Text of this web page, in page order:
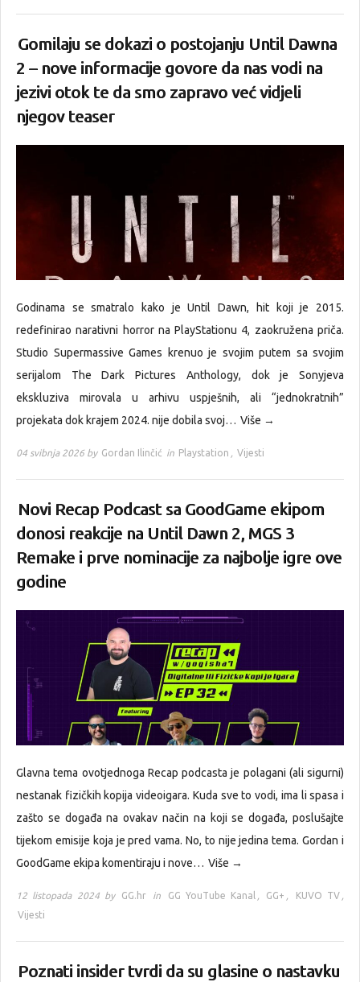
Gomilaju se dokazi o postojanju Until Dawna
2 – nove informacije govore da nas vodi na
jezivi otok te da smo zapravo već vidjeli
njegov teaser
Godinama se smatralo kako je Until Dawn, hit koji je 2015.
redefinirao narativni horror na PlayStationu 4, zaokružena priča.
Studio Supermassive Games krenuo je svojim putem sa svojim
serijalom The Dark Pictures Anthology, dok je Sonyjeva
ekskluziva mirovala u arhivu uspješnih, ali “jednokratnih”
projekata dok krajem 2024. nije dobila svoj… Više →
04 svibnja 2026 by Gordan Ilinčić in Playstation , Vijesti
Novi Recap Podcast sa GoodGame ekipom
donosi reakcije na Until Dawn 2, MGS 3
Remake i prve nominacije za najbolje igre ove
godine
Glavna tema ovotjednoga Recap podcasta je polagani (ali sigurni)
nestanak fizičkih kopija videoigara. Kuda sve to vodi, ima li spasa i
zašto se događa na ovakav način na koji se događa, poslušajte
tijekom emisije koja je pred vama. No, to nije jedina tema. Gordan i
GoodGame ekipa komentiraju i nove… Više →
12 listopada 2024 by GG.hr in GG YouTube Kanal , GG+ , KUVO TV ,
Vijesti
Poznati insider tvrdi da su glasine o nastavku